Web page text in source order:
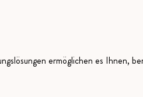
ermöglichen es Ihnen,